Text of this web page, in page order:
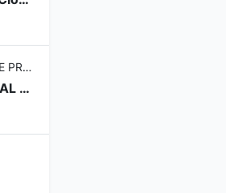
PROSPER - SOCIEDADE CIVIL DE PROFISSIONAIS ASSOCIADOS
RECEPCIONISTA COMERCIAL para Clínica Odontologica no CONJUNTO NACIONAL E TAGUATINGA - DF